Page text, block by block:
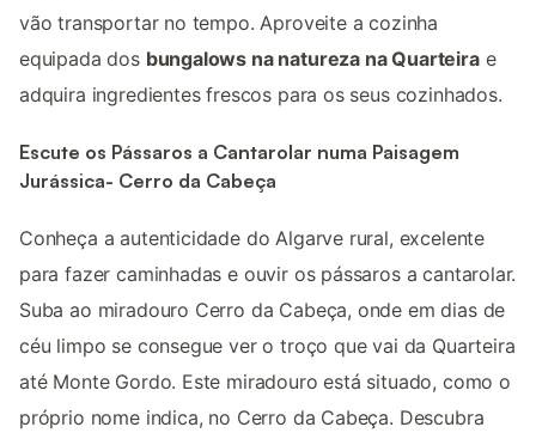
vão transportar no tempo. Aproveite a cozinha
equipada dos bungalows na natureza na Quarteirae
adquira ingredientes frescos para os seus cozinhados.
Escute os Pássaros a Cantarolar numa Paisagem
Jurássica- Cerro da Cabeça
Conheça a autenticidade do Algarve rural, excelente
para fazer caminhadas e ouvir os pássaros a cantarolar.
Suba ao miradouro Cerro da Cabeça, onde em dias de
céu limpo se consegue ver o troço que vai da Quarteira
até Monte Gordo. Este miradouro está situado, como o
próprio nome indica, no Cerro da Cabeça. Descubra